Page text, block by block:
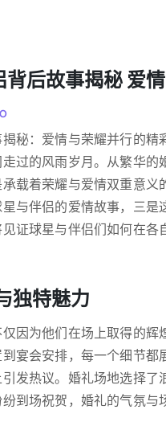
后故事揭秘 爱
秘：爱情与荣耀并行的
过的风雨岁月。从繁华
载着荣耀与爱情双重意
与伴侣的爱情故事，三
证球星与伴侣们如何在
独特魅力
因为他们在场上取得的
宴会安排，每一个细节
发热议。婚礼场地选择
到场祝贺，婚礼的气氛与